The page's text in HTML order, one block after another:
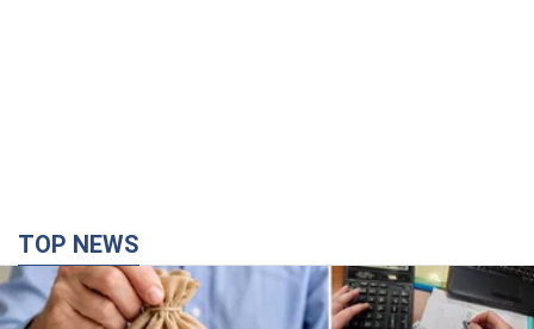
Украинцы "хакнули" Пенсионный фонд: